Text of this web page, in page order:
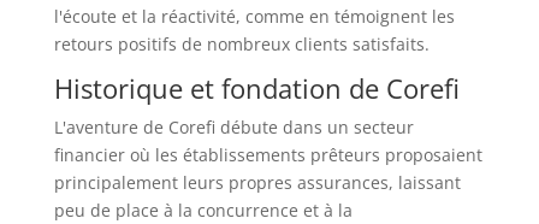
l'écoute et la réactivité, comme en témoignent les
retours positifs de nombreux clients satisfaits.
Historique et fondation de Corefi
L'aventure de Corefi débute dans un secteur
financier où les établissements prêteurs proposaient
principalement leurs propres assurances, laissant
peu de place à la concurrence et à la